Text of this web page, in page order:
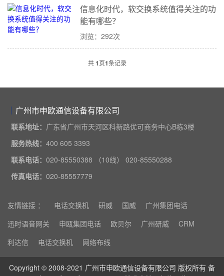
信息化时代，软交换系统值得关注的功
能有哪些？
浏览：292次
共1页1条记录
广州市申欧通信设备有限公司
联系地址： 广东省广州市天河区科新路优可商务中心B栋3楼
服务热线： 400 605 3393
联系电话： 020-85550388 （10线） 020-85550288
传真电话： 020-85557779
友情链接 ： 电话交换机 研威 国威
广州集团电话
迅时语音网关
申瓯集团电话 欧贝尔 广州研威
CRM
利达信
电话交换机 网络布线
Copyright © 2008-2021 广州市申欧通信设备有限公司 版权所有 备